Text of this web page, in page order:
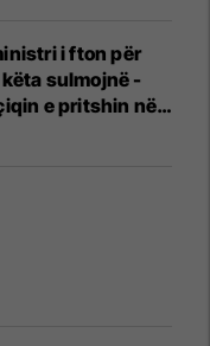
i fton për
sulmojnë -
e pritshin në